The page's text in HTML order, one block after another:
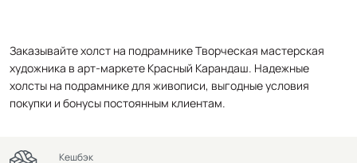
Заказывайте холст на подрамнике Творческая мастерская
художника в арт-маркете Красный Карандаш. Надежные
холсты на подрамнике для живописи, выгодные условия
покупки и бонусы постоянным клиентам.
Кешбэк